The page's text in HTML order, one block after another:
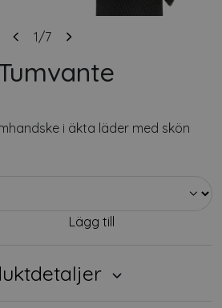
1/7
i äkta läder med skön
Lägg till